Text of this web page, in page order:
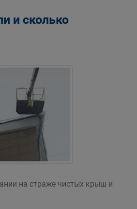
и сколько
на страже чистых крыш и